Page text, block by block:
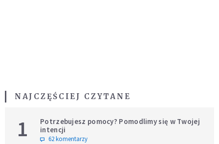
NAJCZĘŚCIEJ CZYTANE
1
Potrzebujesz pomocy? Pomodlimy się w Twojej
intencji
62 komentarzy